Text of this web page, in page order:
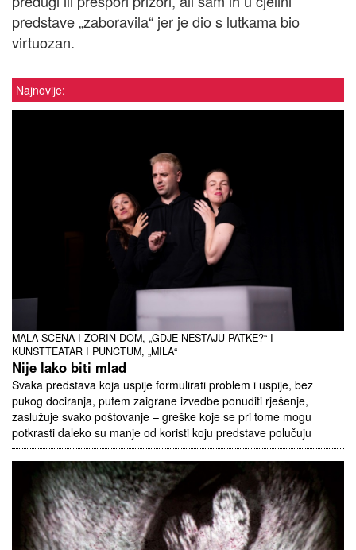
predstave „zaboravila“ jer je dio s lutkama bio
virtuozan.
Najnovije:
MALA SCENA I ZORIN DOM, „GDJE NESTAJU PATKE?“ I
KUNSTTEATAR I PUNCTUM, „MILA“
Nije lako biti mlad
Svaka predstava koja uspije formulirati problem i uspije, bez
pukog dociranja, putem zaigrane izvedbe ponuditi rješenje,
zaslužuje svako poštovanje – greške koje se pri tome mogu
potkrasti daleko su manje od koristi koju predstave polučuju